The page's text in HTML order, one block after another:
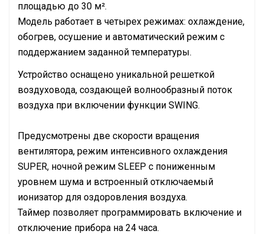
площадью до 30 м².
Модель работает в четырех режимах: охлаждение,
обогрев, осушение и автоматический режим с
поддержанием заданной температуры.
Устройство оснащено уникальной решеткой
воздуховода, создающей волнообразный поток
воздуха при включении функции SWING.
Предусмотрены две скорости вращения
вентилятора, режим интенсивного охлаждения
SUPER, ночной режим SLEEP с пониженным
уровнем шума и встроенный отключаемый
ионизатор для оздоровления воздуха.
Таймер позволяет программировать включение и
отключение прибора на 24 часа.